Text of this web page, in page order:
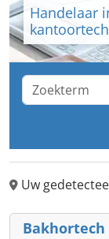
Handelaar
Uw
Bakhortech